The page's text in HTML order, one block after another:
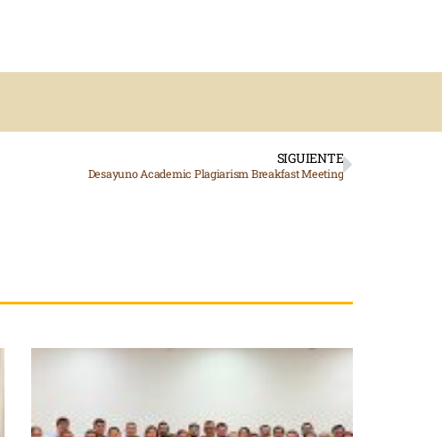
SIGUIENTE
​Desayuno Academic Plagiarism Breakfast Meeting